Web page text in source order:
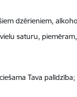
dzērieniem,
saturu,
Tava palīdzība;